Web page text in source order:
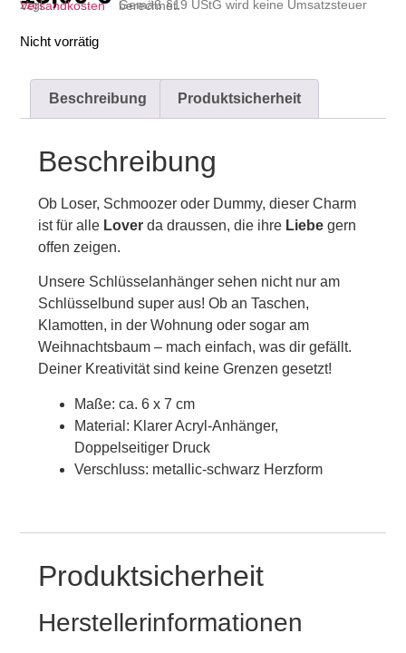
zzgl.
Versandkosten Gemäß §19 UStG wird keine Umsatzsteuer berechnet.
Nicht vorrätig
Beschreibung Produktsicherheit
Beschreibung
Ob Loser, Schmoozer oder Dummy, dieser Charm
ist für alle Loverda draussen, die ihre Liebegern
offen zeigen.
Unsere Schlüsselanhänger sehen nicht nur am
Schlüsselbund super aus! Ob an Taschen,
Klamotten, in der Wohnung oder sogar am
Weihnachtsbaum – mach einfach, was dir gefällt.
Deiner Kreativität sind keine Grenzen gesetzt!
Maße: ca. 6 x 7 cm
Material: Klarer Acryl-Anhänger,
Doppelseitiger Druck
Verschluss: metallic-schwarz Herzform
Produktsicherheit
Herstellerinformationen